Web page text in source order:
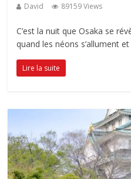
David 89159 Views
C’est la nuit que Osaka se
quand les néons s’allument
Lire la suite